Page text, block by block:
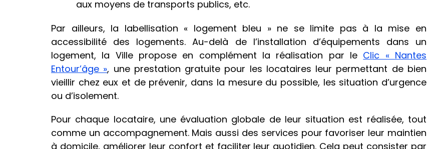
aux moyens de transports publics, etc.
Par ailleurs, la labellisation « logement bleu » ne se limite pas à la mise en
accessibilité des logements. Au-delà de l’installation d’équipements dans un
logement, la Ville propose en complément la réalisation par le Clic « Nantes
Entour’âge », une prestation gratuite pour les locataires leur permettant de bien
vieillir chez eux et de prévenir, dans la mesure du possible, les situation d’urgence
ou d’isolement.
Pour chaque locataire, une évaluation globale de leur situation est réalisée, tout
comme un accompagnement. Mais aussi des services pour favoriser leur maintien
à domicile, améliorer leur confort et faciliter leur quotidien. Cela peut consister par